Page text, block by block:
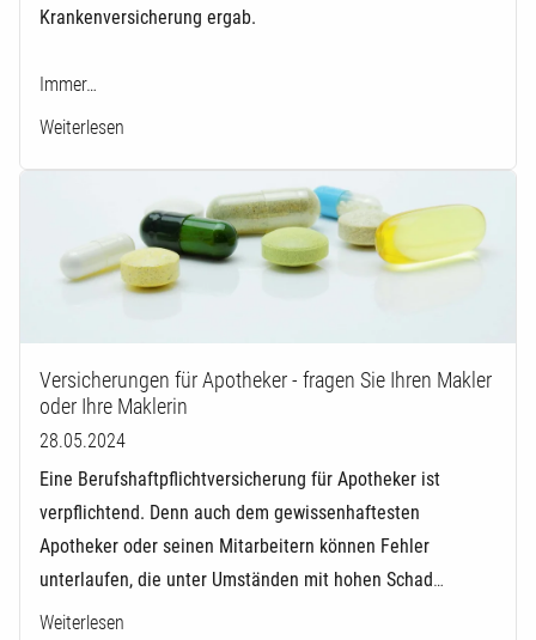
Krankenversicherung ergab.
Immer…
Weiterlesen
Versicherungen für Apotheker - fragen Sie Ihren Makler
oder Ihre Maklerin
28.05.2024
Eine Berufshaftpflichtversicherung für Apotheker ist
verpflichtend. Denn auch dem gewissenhaftesten
Apotheker oder seinen Mitarbeitern können Fehler
unterlaufen, die unter Umständen mit hohen Schad…
Weiterlesen